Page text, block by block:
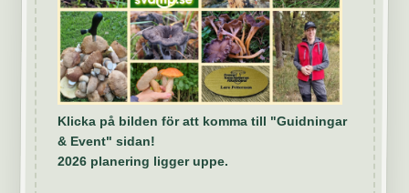
Klicka på bilden för att komma till "Guidningar
& Event" sidan!
2026 planering ligger uppe.